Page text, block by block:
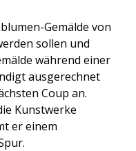
Gemälde von
sollen und
während einer
ausgerechnet
Coup an.
Kunstwerke
er einem